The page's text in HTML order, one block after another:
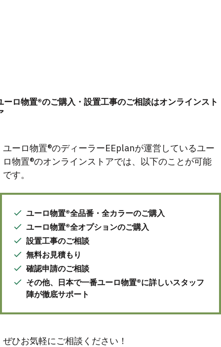
ーロ物置®のご購入・設置工事のご相談はオンラインスト
ユーロ物置®のディーラーEEplanが運営しているユー
ロ物置®のオンラインストアでは、以下のことが可能
です。
ユーロ物置®全品番・全カラーのご購入
ユーロ物置®全オプションのご購入
設置工事のご相談
無料お見積もり
確認申請のご相談
その他、日本で一番ユーロ物置®に詳しいスタッフ
陣が徹底サポート
ぜひお気軽にご相談ください！